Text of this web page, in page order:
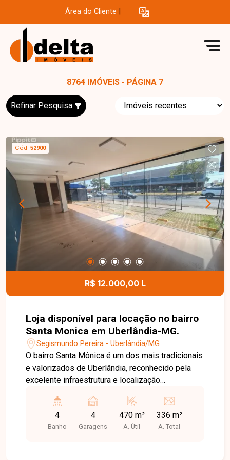
Área do Cliente
8764 IMÓVEIS - PÁGINA 7
Refinar Pesquisa
Cód. 52900
R$ 12.000,00 L
Loja disponível para locação no bairro
Santa Monica em Uberlândia-MG.
Segismundo Pereira - Uberlândia/MG
O bairro Santa Mônica é um dos mais tradicionais
e valorizados de Uberlândia, reconhecido pela
excelente infraestrutura e localização
pessoas, ampla variedade de comércios,
serviços, instituições de ensino e fácil acesso às
principais avenidas da cidade, tornando-se uma
4
Banho
4
Garagens
470 m²
A. Útil
336 m²
A. Total